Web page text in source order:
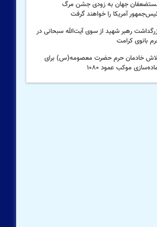
جهان به زودی جشن مرگ
آمریکا را خواهند گرفت
رهبر شهید از سوی آیت‌الله سبحانی در
بانوی کرامت
خادمان حرم حضرت معصومه(س) برای
موکب عمود ۱۰۸۰